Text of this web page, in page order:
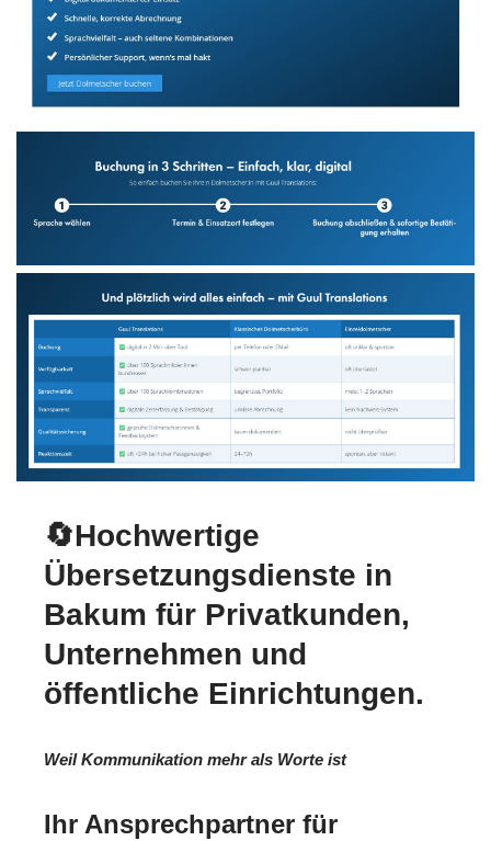
🔄Hochwertige
Übersetzungsdienste in
Bakum für Privatkunden,
Unternehmen und
öffentliche Einrichtungen.
Weil Kommunikation mehr als Worte ist
Ihr Ansprechpartner für